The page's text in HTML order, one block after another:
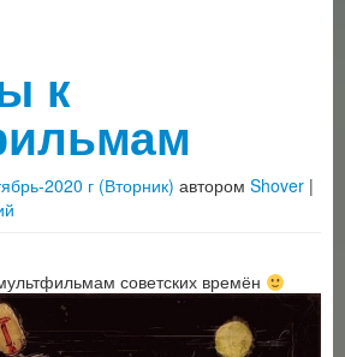
к
2020 г (Вторник) автором Shover |
советских времён